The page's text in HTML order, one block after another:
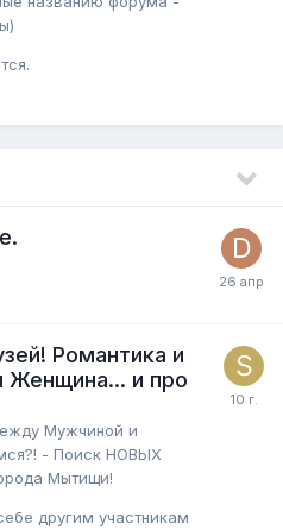
Романтика и
Женщина... и про
Мужчиной и
- Поиск НОВЫХ
Мытищи!
другим участникам